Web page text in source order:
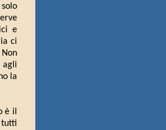
e
ci
agli
la
è il
tutti